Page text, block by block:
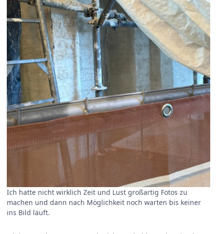
Ich hatte nicht wirklich Zeit und Lust großartig Fotos zu
machen und dann nach Möglichkeit noch warten bis keiner
ins Bild läuft.